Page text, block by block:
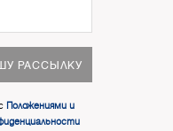
РАССЫЛКУ
Положениями и